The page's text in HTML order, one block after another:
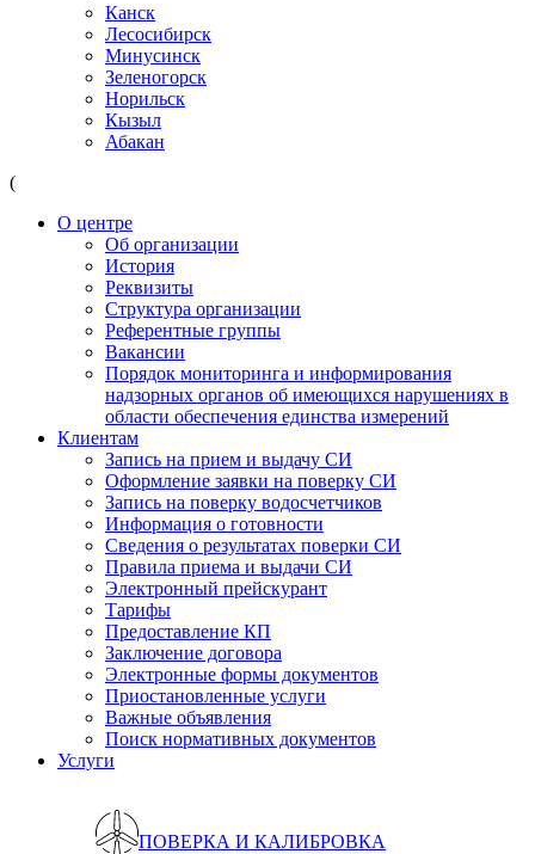
Канск
Лесосибирск
Минусинск
Зеленогорск
Норильск
Кызыл
Абакан
(
О центре
Об организации
История
Реквизиты
Структура организации
Референтные группы
Вакансии
Порядок мониторинга и информирования
надзорных органов об имеющихся нарушениях в
области обеспечения единства измерений
Клиентам
Запись на прием и выдачу СИ
Оформление заявки на поверку СИ
Запись на поверку водосчетчиков
Информация о готовности
Сведения о результатах поверки СИ
Правила приема и выдачи СИ
Электронный прейскурант
Тарифы
Предоставление КП
Заключение договора
Электронные формы документов
Приостановленные услуги
Важные объявления
Поиск нормативных документов
Услуги
ПОВЕРКА И КАЛИБРОВКА